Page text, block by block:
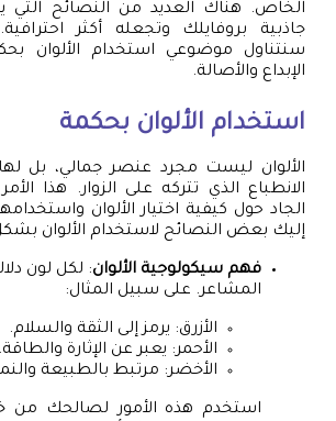
الخاص. هناك العديد من النصائح التي
جاذبية بروفايلك وتجعله أكثر
سنتناول موضوعي استخدام الألوان
الإبداع والأصالة.
استخدام الألوان بحكمة
الألوان ليست مجرد عنصر جمالي، بل
الانطباع الذي تتركه على الزوار. هذا
الجاد حول كيفية اختيار الألوان
إليك بعض النصائح لاستخدام الألوان
فهم سيكولوجية الألوان: لكل لون
المشاعر. على سبيل المثال:
الأزرق: يرمز إلى الثقة والسلام.
الأحمر: يعبر عن الإثارة والطاقة.
الأخضر: مرتبط بالطبيعة
استخدم هذه الأمور لصالحك من